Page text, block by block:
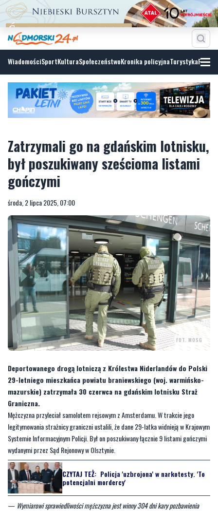
WiadomościSportKulturaSpołeczeństwoKronika policyjnaTurystyka
Zatrzymali go na gdańskim lotnisku,
gończymi
środa, 2 lipca 2025, 07:00
FOT. MOSG
Deportowanego drogą lotniczą z Królestwa Niderlandów do Polski
29-letniego mieszkańca powiatu braniewskiego (woj. warmińsko-
Graniczna.
Mężczyzna przyleciał samolotem rejsowym z Amsterdamu. W trakcie jego
legitymowania strażnicy graniczni ustalili, że dane 29-latka widnieją w Krajowym
Systemie Informacyjnym Policji. Był on poszukiwany łącznie 9 listami gończymi
wydanymi przez Sąd Rejonowy w Olsztynie.
CZYTAJ TEŻ: Policja 'uzbrojona' w narkotesty. 'To
potencjalni mordercy'
—Wymiarowi sprawiedliwości mężczyzna jest winny 304 dni kary pozbawienia
wolności za znieważenie funkcjonariusza publicznego, zakłócanie spokoju w
miejscu publicznym oraz kradzieże— informujeTadeusz Gruchallaz
Miejskiego Oddziału Straży Granicznej